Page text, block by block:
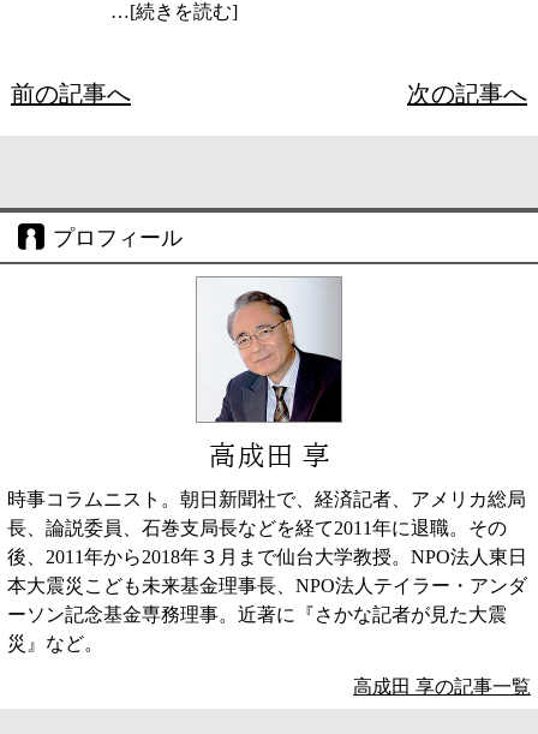
…[続きを読む]
前の記事へ 次の記事へ
プロフィール
高成田 享
時事コラムニスト。朝日新聞社で、経済記者、アメリカ総局
長、論説委員、石巻支局長などを経て2011年に退職。その
後、2011年から2018年３月まで仙台大学教授。NPO法人東日
本大震災こども未来基金理事長、NPO法人テイラー・アンダ
ーソン記念基金専務理事。近著に『さかな記者が見た大震
災』など。
高成田 享の記事一覧